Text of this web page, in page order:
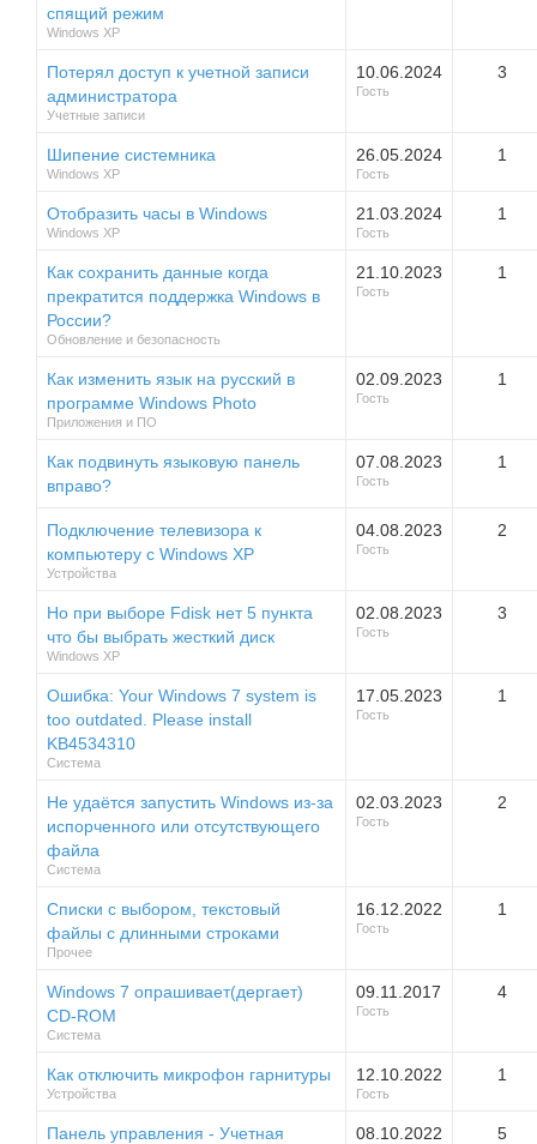
спящий режим
Windows XP
Потерял доступ к учетной записи
администратора
Учетные записи
10.06.2024
Гость
3
Шипение системника
Windows XP
26.05.2024
Гость
1
Отобразить часы в Windows
Windows XP
21.03.2024
Гость
1
Как сохранить данные когда
прекратится поддержка Windows в
России?
Обновление и безопасность
21.10.2023
Гость
1
Как изменить язык на русский в
программе Windows Photo
Приложения и ПО
02.09.2023
Гость
1
Как подвинуть языковую панель
вправо?
07.08.2023
Гость
1
Подключение телевизора к
компьютеру с Windows XP
Устройства
04.08.2023
Гость
2
Но при выборе Fdisk нет 5 пункта
что бы выбрать жесткий диск
Windows XP
02.08.2023
Гость
3
Ошибка: Your Windows 7 system is
too outdated. Please install
KB4534310
Система
17.05.2023
Гость
1
Не удаётся запустить Windows из-за
испорченного или отсутствующего
файла
Система
02.03.2023
Гость
2
Списки с выбором, текстовый
файлы с длинными строками
Прочее
16.12.2022
Гость
1
Windows 7 опрашивает(дергает)
CD-ROM
Система
09.11.2017
Гость
4
Как отключить микрофон гарнитуры
Устройства
12.10.2022
Гость
1
Панель управления - Учетная
08.10.2022 5